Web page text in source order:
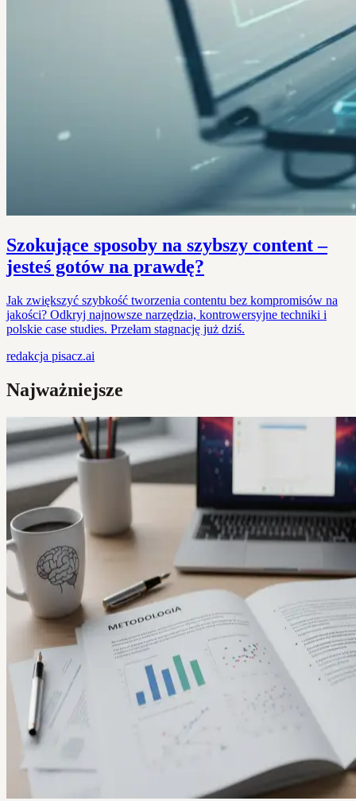
Szokujące sposoby na szybszy content –
jesteś gotów na prawdę?
Jak zwiększyć szybkość tworzenia contentu bez kompromisów na
jakości? Odkryj najnowsze narzędzia, kontrowersyjne techniki i
polskie case studies. Przełam stagnację już dziś.
redakcja pisacz.ai
Najważniejsze